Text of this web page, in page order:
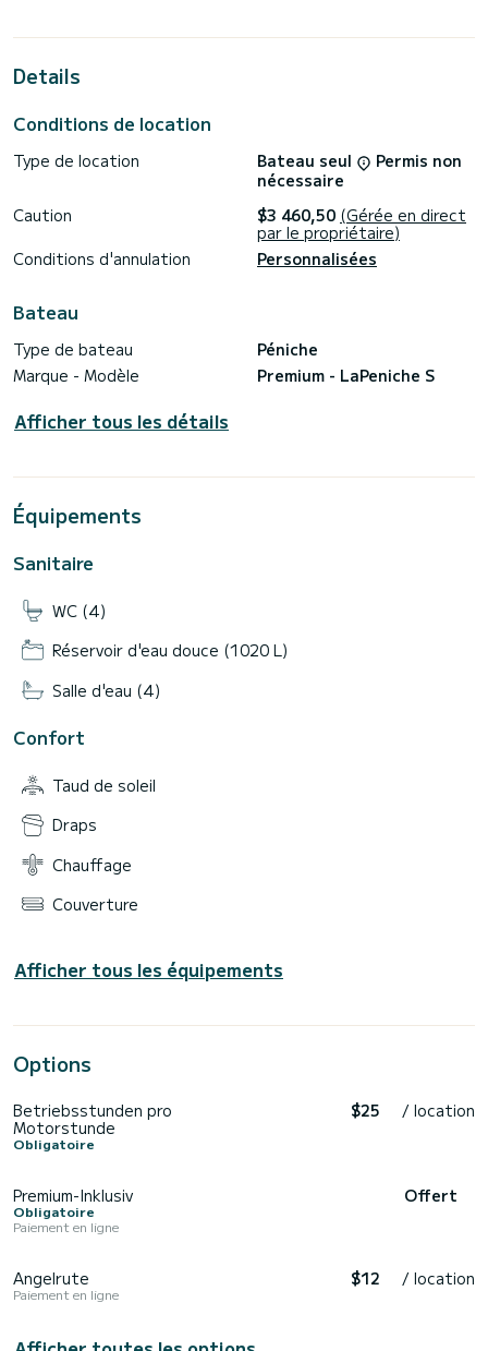
Details
Conditions de location
Type de location Bateau seul
Permis non
nécessaire
Caution
$3 460,50 (Gérée en direct
par le propriétaire)
Conditions d'annulation
Personnalisées
Bateau
Type de bateau
Péniche
Marque - Modèle
Premium - LaPeniche S
Afficher tous les détails
Équipements
Sanitaire
WC (4)
Réservoir d'eau douce (1020 L)
Salle d'eau (4)
Confort
Taud de soleil
Draps
Chauffage
Couverture
Afficher tous les équipements
Options
Betriebsstunden pro
Motorstunde
Obligatoire
$25 / location
Premium-Inklusiv
Obligatoire
Paiement en ligne
Offert
Angelrute
Paiement en ligne
$12 / location